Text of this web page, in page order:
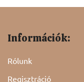
Információk:
Rólunk
Regisztráció